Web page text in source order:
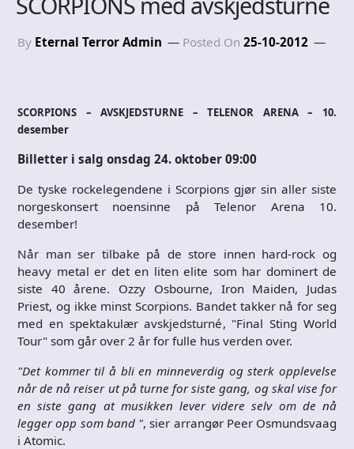
By Eternal Terror Admin Posted On 25-10-2012
SCORPIONS – AVSKJEDSTURNE – TELENOR ARENA – 10.
desember
Billetter i salg onsdag 24. oktober 09:00
De tyske rockelegendene i Scorpions gjør sin aller siste
norgeskonsert noensinne på Telenor Arena 10.
desember!
Når man ser tilbake på de store innen hard-rock og
heavy metal er det en liten elite som har dominert de
siste 40 årene. Ozzy Osbourne, Iron Maiden, Judas
Priest, og ikke minst Scorpions. Bandet takker nå for seg
med en spektakulær avskjedsturné, "Final Sting World
Tour" som går over 2 år for fulle hus verden over.
"Det kommer til å bli en minneverdig og sterk opplevelse
når de nå reiser ut på turne for siste gang, og skal vise for
en siste gang at musikken lever videre selv om de nå
legger opp som band ", sier arrangør Peer Osmundsvaag
i Atomic.